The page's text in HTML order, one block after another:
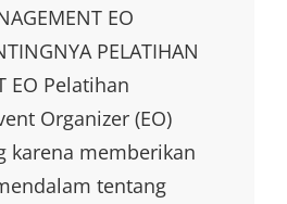
EO
PELATIHAN
EO Pelatihan
Organizer (EO)
karena memberikan
tentang